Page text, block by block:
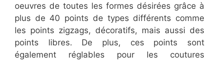
oeuvres de toutes les formes désirées grâce à
plus de 40 points de types différents comme
les points zigzags, décoratifs, mais aussi des
points libres. De plus, ces points sont
également réglables pour les coutures